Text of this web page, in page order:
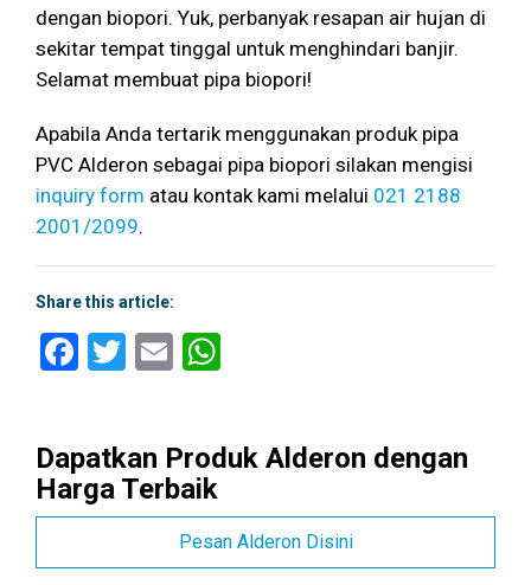
dengan biopori. Yuk, perbanyak resapan air hujan di
sekitar tempat tinggal untuk menghindari banjir.
Selamat membuat pipa biopori!
Apabila Anda tertarik menggunakan produk pipa
PVC Alderon sebagai pipa biopori silakan mengisi
inquiry form atau kontak kami melalui 021 2188
2001/2099.
Share this article:
Facebook
Twitter
Email
Dapatkan Produk Alderon dengan
Harga Terbaik
Pesan Alderon Disini